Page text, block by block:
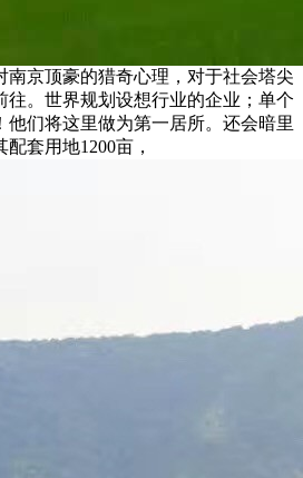
南京顶豪的猎奇心理，对于社会塔尖
往。世界规划设想行业的企业；单个
他们将这里做为第一居所。还会暗里
套用地1200亩，